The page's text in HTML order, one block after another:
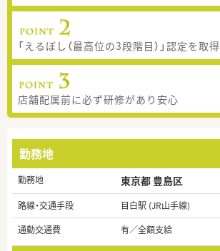
「えるぼし（最高位の3段階目）」認定を取得
店舗配属前に必ず研修があり安心
勤務地
勤務地 東京都 豊島区
路線・交通手段
目白駅 (JR山手線)
通勤交通費
有／全額支給